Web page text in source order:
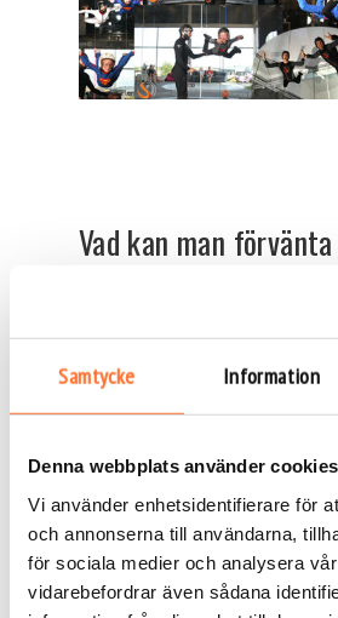
Samtycke Information
Denna webbplats använder cookies
Vi använder enhetsidentifierare för
och annonserna till användarna,
för sociala medier och analysera
vidarebefordrar även sådana
Vad kan man
En flyg tunnel är en spännande
lite ovant i början. Här är några
förvänta dig under din flygning:
Adrenalin och spänning:Känslan
en adrenalinkick som liknar
fallskärm, fast på en säkrare och
Skratt och glädje:Det är vanligt
när de försöker hålla balansen i